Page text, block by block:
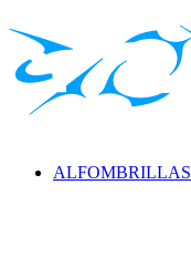
ALFOMBRILLAS